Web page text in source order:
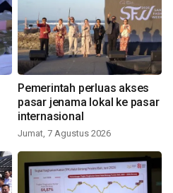
Pemerintah perluas akses
pasar jenama lokal ke pasar
internasional
Jumat, 7 Agustus 2026